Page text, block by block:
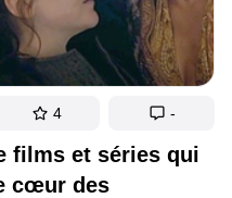
films et séries qui
cœur des
4 -